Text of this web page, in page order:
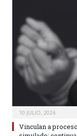
10 JULIO, 2026
Vinculan a